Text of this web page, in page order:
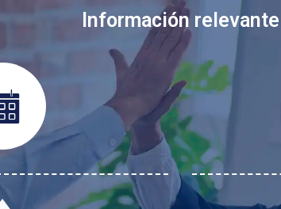
Información relevante